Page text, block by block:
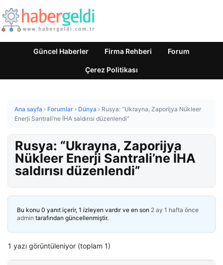
Güncel Haberler Firma Rehberi Forum
Çerez Politikası
Ana sayfa › Forumlar › Dünya › Rusya: “Ukrayna, Zaporijya Nükleer
Enerji Santrali’ne İHA saldırısı düzenlendi”
Rusya: “Ukrayna, Zaporijya
Nükleer Enerji Santrali’ne İHA
saldırısı düzenlendi”
Bu konu 0 yanıt içerir, 1 izleyen vardır ve en son 2 ay 1 hafta önce
admin tarafından güncellenmiştir.
1 yazı görüntüleniyor (toplam 1)